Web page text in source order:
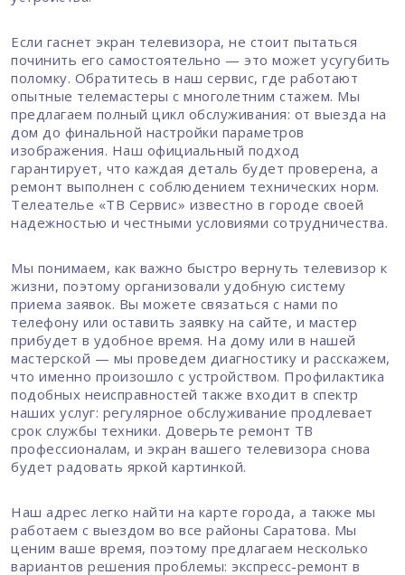
Если гаснет экран телевизора, не стоит пытаться
починить его самостоятельно — это может усугубить
поломку. Обратитесь в наш сервис, где работают
опытные телемастеры с многолетним стажем. Мы
предлагаем полный цикл обслуживания: от выезда на
дом до финальной настройки параметров
изображения. Наш официальный подход
гарантирует, что каждая деталь будет проверена, а
ремонт выполнен с соблюдением технических норм.
Телеателье «ТВ Сервис» известно в городе своей
надежностью и честными условиями сотрудничества.
Мы понимаем, как важно быстро вернуть телевизор к
жизни, поэтому организовали удобную систему
приема заявок. Вы можете связаться с нами по
телефону или оставить заявку на сайте, и мастер
прибудет в удобное время. На дому или в нашей
мастерской — мы проведем диагностику и расскажем,
что именно произошло с устройством. Профилактика
подобных неисправностей также входит в спектр
наших услуг: регулярное обслуживание продлевает
срок службы техники. Доверьте ремонт ТВ
профессионалам, и экран вашего телевизора снова
будет радовать яркой картинкой.
Наш адрес легко найти на карте города, а также мы
работаем с выездом во все районы Саратова. Мы
ценим ваше время, поэтому предлагаем несколько
вариантов решения проблемы: экспресс-ремонт в